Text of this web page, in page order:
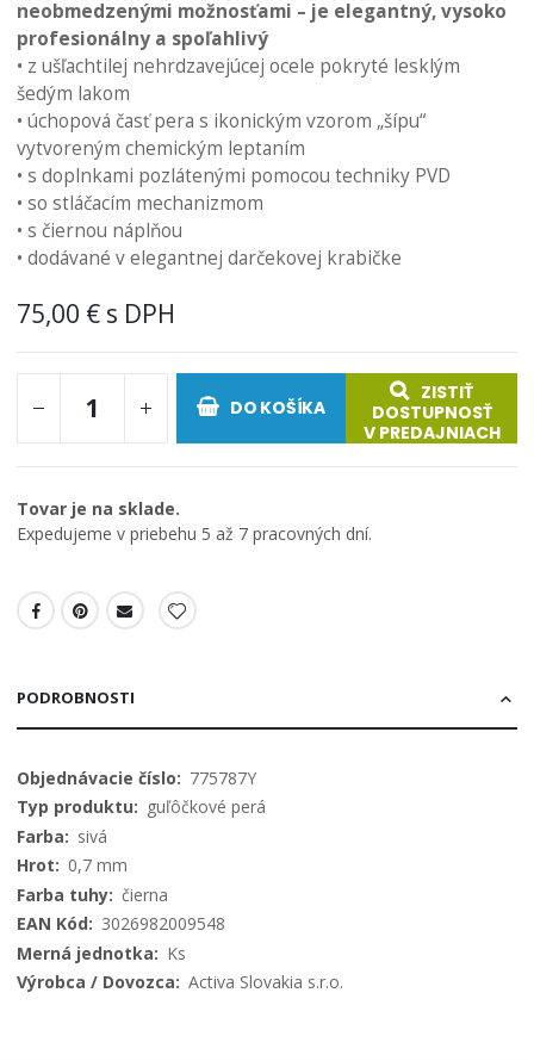
začiatok
galérie
obrázkov
neobmedzenými možnosťami – je elegantný, vysoko
profesionálny a spoľahlivý
• z ušľachtilej nehrdzavejúcej ocele pokryté lesklým
šedým lakom
• úchopová časť pera s ikonickým vzorom „šípu“
vytvoreným chemickým leptaním
• s doplnkami pozlátenými pomocou techniky PVD
• so stláčacím mechanizmom
• s čiernou náplňou
• dodávané v elegantnej darčekovej krabičke
75,00 €
DO KOŠÍKA
ZISTIŤ
DOSTUPNOSŤ
V PREDAJNIACH
Tovar je na sklade.
Expedujeme v priebehu 5 až 7 pracovných dní.
PODROBNOSTI
Viac
informácií
775787Y
guľôčkové perá
sivá
0,7 mm
čierna
3026982009548
Ks
Activa Slovakia s.r.o.